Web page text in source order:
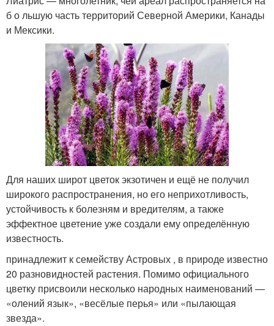
б о льшую часть территорий Северной Америки, Канады
и Мексики.
Для наших широт цветок экзотичен и ещё не получил
широкого распространения, но его неприхотливость,
устойчивость к болезням и вредителям, а также
эффектное цветение уже создали ему определённую
известность.
принадлежит к семейству Астровых , в природе известно
20 разновидностей растения. Помимо официального
цветку присвоили несколько народных наименований —
«олений язык», «весёлые перья» или «пылающая
звезда».